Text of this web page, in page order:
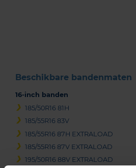
Beschikbare bandenmaten
16-inch banden
185/50R16 81H
185/55R16 83V
185/55R16 87H EXTRALOAD
185/55R16 87V EXTRALOAD
195/50R16 88V EXTRALOAD